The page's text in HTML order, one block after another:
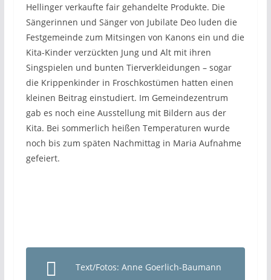
Hellinger verkaufte fair gehandelte Produkte. Die
Sängerinnen und Sänger von Jubilate Deo luden die
Festgemeinde zum Mitsingen von Kanons ein und die
Kita-Kinder verzückten Jung und Alt mit ihren
Singspielen und bunten Tierverkleidungen – sogar
die Krippenkinder in Froschkostümen hatten einen
kleinen Beitrag einstudiert. Im Gemeindezentrum
gab es noch eine Ausstellung mit Bildern aus der
Kita. Bei sommerlich heißen Temperaturen wurde
noch bis zum späten Nachmittag in Maria Aufnahme
gefeiert.
Text/Fotos: Anne Goerlich-Baumann